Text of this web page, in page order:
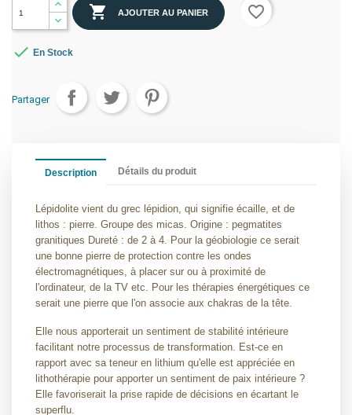
 AJOUTER AU PANIER favorite_border
 En Stock
Partager
Description Détails du produit
Lépidolite vient du grec lépidion, qui signifie écaille, et de
lithos : pierre. Groupe des micas. Origine : pegmatites
granitiques Dureté : de 2 à 4. Pour la géobiologie ce serait
une bonne pierre de protection contre les ondes
électromagnétiques, à placer sur ou à proximité de
l'ordinateur, de la TV etc. Pour les thérapies énergétiques ce
serait une pierre que l'on associe aux chakras de la tête.
Elle nous apporterait un sentiment de stabilité intérieure
facilitant notre processus de transformation. Est-ce en
rapport avec sa teneur en lithium qu'elle est appréciée en
lithothérapie pour apporter un sentiment de paix intérieure ?
Elle favoriserait la prise rapide de décisions en écartant le
superflu.